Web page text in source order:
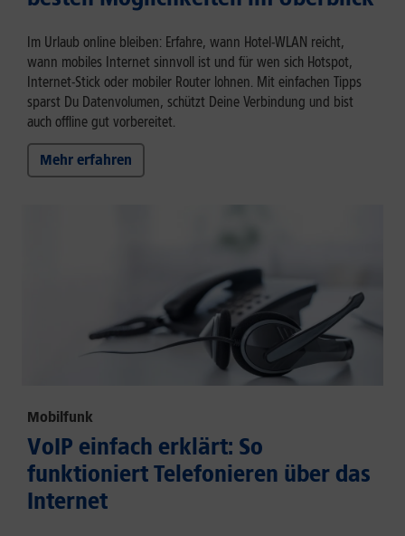
Im Urlaub online bleiben: Erfahre, wann Hotel-WLAN reicht,
wann mobiles Internet sinnvoll ist und für wen sich Hotspot,
Internet-Stick oder mobiler Router lohnen. Mit einfachen Tipps
sparst Du Datenvolumen, schützt Deine Verbindung und bist
auch offline gut vorbereitet.
Mehr erfahren
Mobilfunk
VoIP einfach erklärt: So
funktioniert Telefonieren über das
Internet